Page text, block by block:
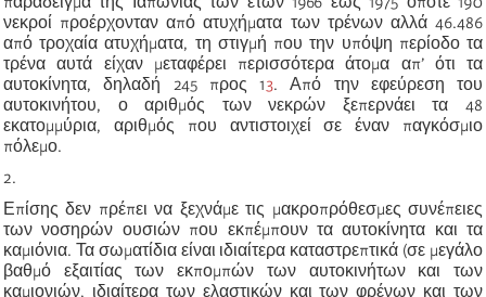
νεκροί προέρχονταν από ατυχήματα των τρένων αλλά 46.486
από τροχαία ατυχήματα, τη στιγμή που την υπόψη περίοδο τα
τρένα αυτά είχαν μεταφέρει περισσότερα άτομα απ’ ότι τα
αυτοκίνητα, δηλαδή 245 προς 13. Από την εφεύρεση του
αυτοκινήτου, ο αριθμός των νεκρών ξεπερνάει τα 48
εκατομμύρια, αριθμός που αντιστοιχεί σε έναν παγκόσμιο
πόλεμο.
2.
Επίσης δεν πρέπει να ξεχνάμε τις μακροπρόθεσμες συνέπειες
των νοσηρών ουσιών που εκπέμπουν τα αυτοκίνητα και τα
καμιόνια. Τα σωματίδια είναι ιδιαίτερα καταστρεπτικά (σε μεγάλο
βαθμό εξαιτίας των εκπομπών των αυτοκινήτων και των
καμιονιών, ιδιαίτερα των ελαστικών και των φρένων και των